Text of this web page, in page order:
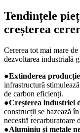
Tendințele
creșterea
Cererea tot mai mare
dezvoltarea industrială
●Extinderea
infrastructură
de carbon eficienți.
●Creșterea industriei
construcții se bazează
necesită recarburatoare
●Aluminiu și metale